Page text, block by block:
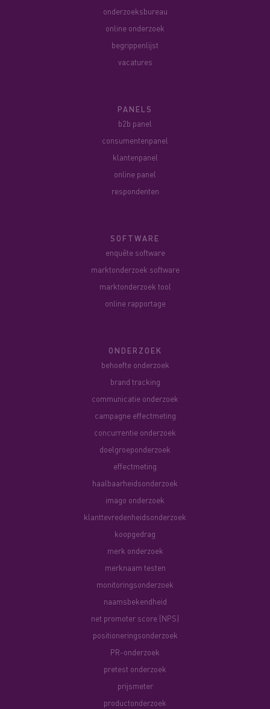
onderzoeksbureau
online onderzoek
begrippenlijst
vacatures
PANELS
b2b panel
consumentenpanel
klantenpanel
online panel
respondenten
SOFTWARE
enquête software
marktonderzoek software
marktonderzoek tool
online rapportage
ONDERZOEK
behoefte onderzoek
brand tracking
communicatie onderzoek
campagne effectmeting
concurrentie onderzoek
doelgroeponderzoek
effectmeting
haalbaarheidsonderzoek
imago onderzoek
klanttevredenheidsonderzoek
koopgedrag
merk onderzoek
merknaam testen
monitoringsonderzoek
naamsbekendheid
net promoter score (NPS)
positioneringsonderzoek
PR-onderzoek
pretest onderzoek
prijsmeter
productonderzoek